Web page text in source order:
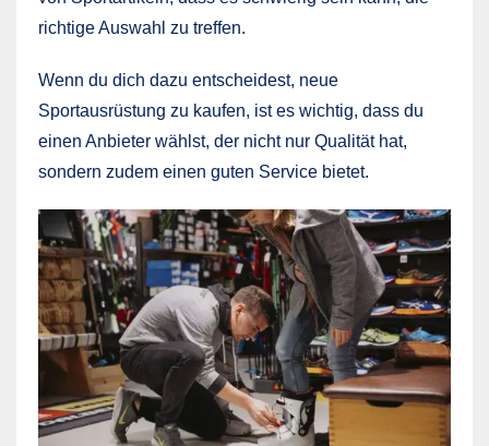
richtige Auswahl zu treffen.
Wenn du dich dazu entscheidest, neue
Sportausrüstung zu kaufen, ist es wichtig, dass du
einen Anbieter wählst, der nicht nur Qualität hat,
sondern zudem einen guten Service bietet.